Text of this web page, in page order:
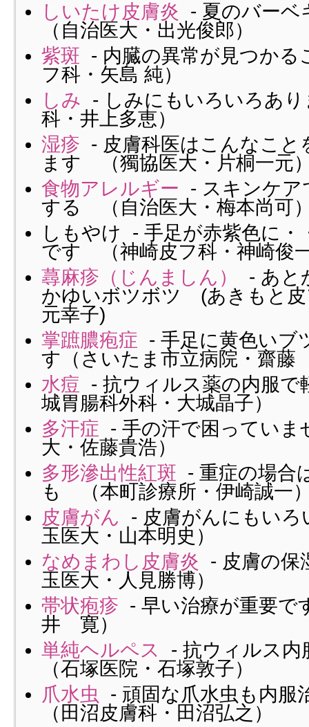
しいたけ皮膚炎 - 夏のバー
（自治医大・出光俊郎）
紫斑 - 内臓の異常が見つか
フ科・矢島 純）
しみ - しみにもいろいろあ
科・井上多恵）
湿疹 - 皮膚科医はこんなこと
ます （獨協医大・片桐一元
食物アレルギー - スキンケア
する （自治医大・梅本尚可
しもやけ - 手足が赤紫色に・
です （神崎皮フ科・神崎俊
蕁麻疹（じんましん）
- あと
かゆいボツボツ (あきもと皮
元幸子)
掌蹠膿疱症 - 手足に黄色いブ
す（さいたま市立病院・齋
水痘 - 抗ウィルス薬の内服
城胃腸科外科・大城晶子）
多汗症 - 手の汗で困ってい
大・佐藤貴浩）
多形滲出性紅斑 - 重症の場合
も （本町診療所・伊崎誠一
皮膚がん - 皮膚がんにもい
玉医大・山本明史）
なめまわし皮膚炎 - 皮膚の
玉医大・人見勝博）
帯状疱疹 - 早い治療が重要で
井 寛）
単純ヘルペス
- 抗ウィルス
（石塚医院・石塚敦子）
爪水虫 - 頑固な爪水虫も内
（田沼皮膚科・田沼弘之）